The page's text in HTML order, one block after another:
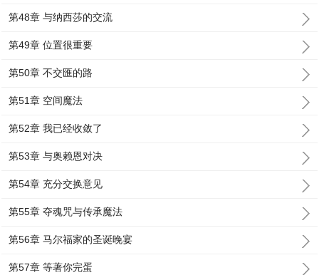
第48章 与纳西莎的交流
第49章 位置很重要
第50章 不交匯的路
第51章 空间魔法
第52章 我已经收敛了
第53章 与奥赖恩对决
第54章 充分交换意见
第55章 夺魂咒与传承魔法
第56章 马尔福家的圣诞晚宴
第57章 等著你完蛋